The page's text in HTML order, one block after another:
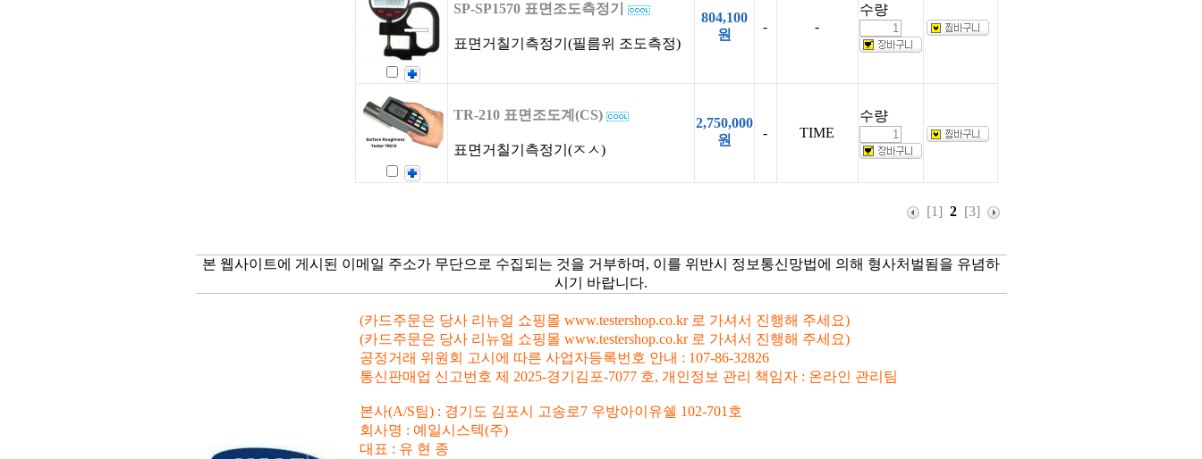
SP-SP1570 표면조도측정기
표면거칠기측정기(필름위 조도측정)
804,100
원
- -
수량
TR-210 표면조도계(CS)
표면거칠기측정기(ㅈㅅ)
2,750,000
원
- TIME
수량
[1] 2 [3]
본 웹사이트에 게시된 이메일 주소가 무단으로 수집되는 것을 거부하며, 이를 위반시 정보통신망법에 의해 형사처벌됨을 유념하
시기 바랍니다.
(카드주문은 당사 리뉴얼 쇼핑몰 www.testershop.co.kr 로 가셔서 진행해 주세요)
(카드주문은 당사 리뉴얼 쇼핑몰 www.testershop.co.kr 로 가셔서 진행해 주세요)
공정거래 위원회 고시에 따른 사업자등록번호 안내 : 107-86-32826
통신판매업 신고번호 제 2025-경기김포-7077 호, 개인정보 관리 책임자 : 온라인 관리팀
본사(A/S팀) : 경기도 김포시 고송로7 우방아이유쉘 102-701호
회사명 : 예일시스텍(주)
대표 : 유 현 종